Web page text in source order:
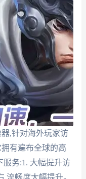
,针对海外玩家访
有遍布全球的高
务:1. 大幅提升访